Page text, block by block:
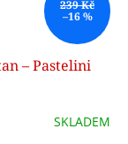
239 Kč
–16 %
– Pastelini
SKLADEM